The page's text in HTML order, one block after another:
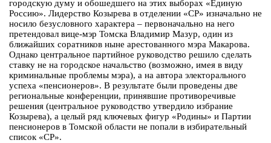
городскую думу и обошедшего на этих выборах «Единую
Россию». Лидерство Козырева в отделении «СР» изначально не
носило безусловного характера – первоначально на него
претендовал вице-мэр Томска Владимир Мазур, один из
ближайших соратников ныне арестованного мэра Макарова.
Однако центральное партийное руководство решило сделать
ставку не на городское начальство (возможно, имея в виду
криминальные проблемы мэра), а на автора электорального
успеха «пенсионеров». В результате были проведены две
региональные конференции, принявшие противоречивые
решения (центральное руководство утвердило избрание
Козырева), а целый ряд ключевых фигур «Родины» и Партии
пенсионеров в Томской области не попали в избирательный
список «СР».